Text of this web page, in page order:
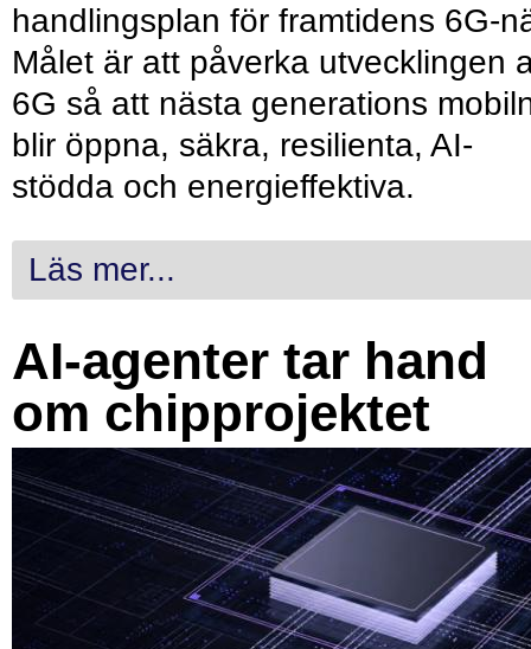
handlingsplan för framtidens 6G-
Målet är att påverka utvecklingen
6G så att nästa generations
blir öppna, säkra, resilienta, AI-
stödda och energieffektiva.
Läs mer...
AI-agenter tar hand
om chipprojektet